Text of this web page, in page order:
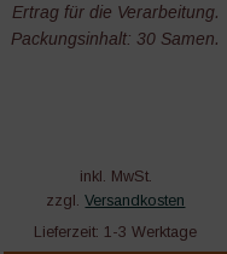
Ertrag für die Verarbeitung.
Packungsinhalt: 30 Samen.
inkl. MwSt.
zzgl.Versandkosten
Lieferzeit: 1-3 Werktage